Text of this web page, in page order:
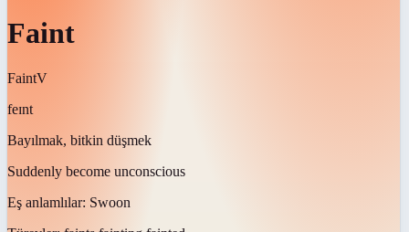
Faint
FaintV
feɪnt
Bayılmak, bitkin düşmek
Suddenly become unconscious
Eş anlamlılar: Swoon